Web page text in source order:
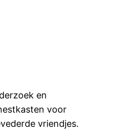
en
voor
vriendjes.